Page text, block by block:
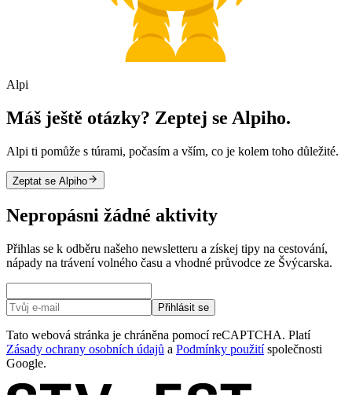
Alpi
Máš ještě otázky? Zeptej se Alpiho.
Alpi ti pomůže s túrami, počasím a vším, co je kolem toho důležité.
Zeptat se Alpiho
Nepropásni žádné aktivity
Přihlas se k odběru našeho newsletteru a získej tipy na cestování,
nápady na trávení volného času a vhodné průvodce ze Švýcarska.
Přihlásit se
Tato webová stránka je chráněna pomocí reCAPTCHA. Platí
Zásady ochrany osobních údajů a Podmínky použitíspolečnosti
Google.